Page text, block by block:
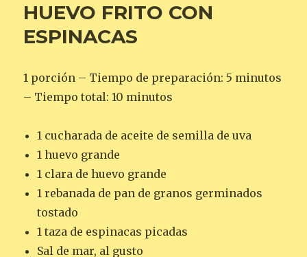
HUEVO FRITO CON
ESPINACAS
1 porción – Tiempo de preparación: 5 minutos
– Tiempo total: 10 minutos
1 cucharada de aceite de semilla de uva
1 huevo grande
1 clara de huevo grande
1 rebanada de pan de granos germinados
tostado
1 taza de espinacas picadas
Sal de mar, al gusto